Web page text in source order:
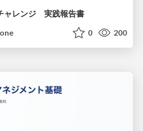
ャレンジ 実践報告書
0 200